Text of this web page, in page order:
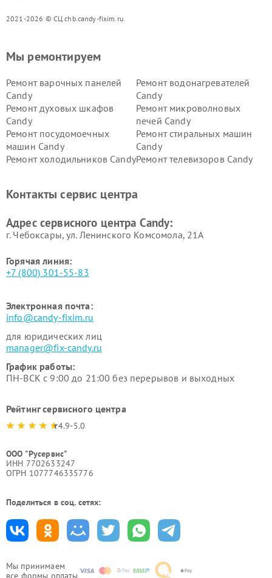
2021-2026 © СЦ chb.candy-fixim.ru
Мы принимаем
все формы оплаты
Мы ремонтируем
Ремонт варочных панелей
Candy
Ремонт водонагревателей
Candy
Ремонт духовых шкафов
Candy
Ремонт микроволновых
печей Candy
Ремонт посудомоечных
машин Candy
Ремонт стиральных машин
Candy
Ремонт холодильников CandyРемонт телевизоров Candy
Контакты сервис центра
Адрес сервисного центра Candy:
г. Чебоксары, ул. Ленинского Комсомола, 21А
Горячая линия:
+7 (800) 301-55-83
Электронная почта:
info@candy-fixim.ru
для юридических лиц
manager@fix-candy.ru
График работы:
ПН-ВСК с 9:00 до 21:00 без перерывов и выходных
Рейтинг сервисного центра
4.9-5.0
ООО "Русервис"
ИНН 7702633247
ОГРН 1077746335776
Поделиться в соц. сетях: